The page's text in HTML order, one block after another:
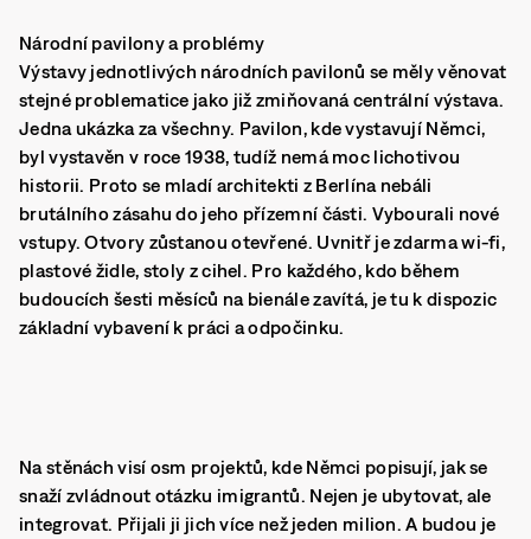
Národní pavilony a problémy
Výstavy jednotlivých národních pavilonů se měly věnovat
stejné problematice jako již zmiňovaná centrální výstava.
Jedna ukázka za všechny. Pavilon, kde vystavují Němci,
byl vystavěn v roce 1938, tudíž nemá moc lichotivou
historii. Proto se mladí architekti z Berlína nebáli
brutálního zásahu do jeho přízemní části. Vybourali nové
vstupy. Otvory zůstanou otevřené. Uvnitř je zdarma wi-fi,
plastové židle, stoly z cihel. Pro každého, kdo během
budoucích šesti měsíců na bienále zavítá, je tu k dispozic
základní vybavení k práci a odpočinku.
Na stěnách visí osm projektů, kde Němci popisují, jak se
snaží zvládnout otázku imigrantů. Nejen je ubytovat, ale
integrovat. Přijali ji jich více než jeden milion. A budou je